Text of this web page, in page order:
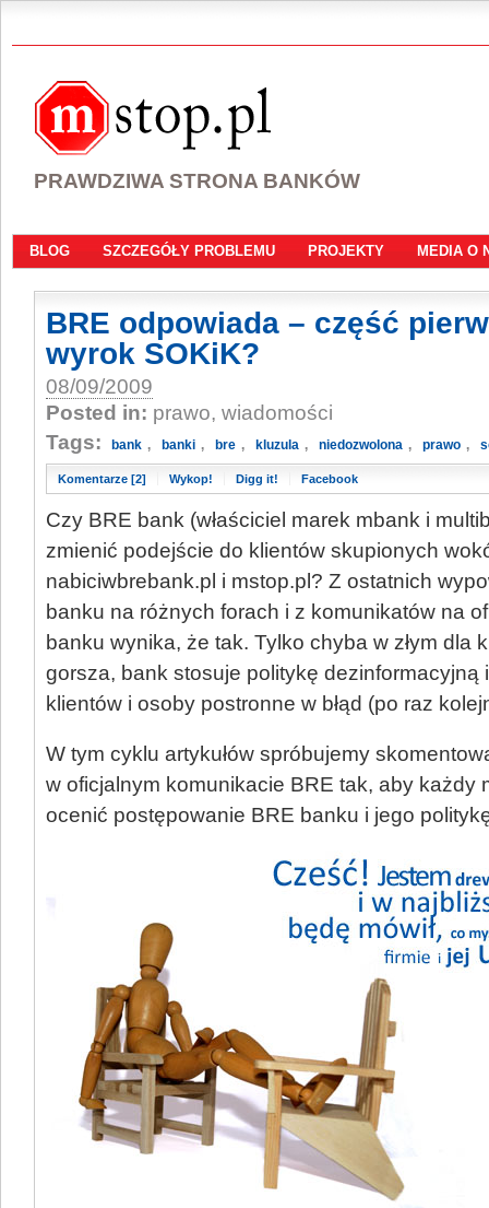
PRAWDZIWA STRONA BANKÓW
BLOG SZCZEGÓŁY PROBLEMU PROJEKTY MEDIA O
BRE odpowiada – część
wyrok SOKiK?
08/09/2009
Posted in: prawo, wiadomości
Tags:
bank , banki , bre , kluzula , niedozwolona , prawo ,
Komentarze [2] Wykop! Digg it! Facebook
Czy BRE bank (właściciel marek mbank i
zmienić podejście do klientów skupionych
nabiciwbrebank.pl i mstop.pl? Z ostatnich
banku na różnych forach i z komunikatów na
banku wynika, że tak. Tylko chyba w złym
gorsza, bank stosuje politykę dezinformacyjną
klientów i osoby postronne w błąd (po raz
W tym cyklu artykułów spróbujemy
w oficjalnym komunikacie BRE tak, aby każdy
ocenić postępowanie BRE banku i jego